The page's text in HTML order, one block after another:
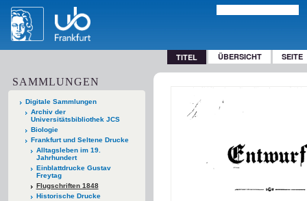
TITEL ÜBERSICHT SEITE
SAMMLUNGEN
Digitale Sammlungen
Archiv der
Universitätsbibliothek JCS
Biologie
Frankfurt und Seltene Drucke
Alltagsleben im 19.
Jahrhundert
Einblattdrucke Gustav
Freytag
Flugschriften 1848
Historische Drucke